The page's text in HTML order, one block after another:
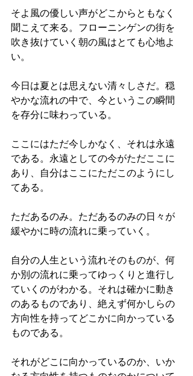
そよ風の優しい声がどこからともなく
聞こえて来る。フローニンゲンの街を
吹き抜けていく朝の風はとても心地よ
い。
今日は夏とは思えない清々しさだ。穏
やかな流れの中で、今というこの瞬間
を存分に味わっている。
ここにはただ今しかなく、それは永遠
である。永遠としての今がただここに
あり、自分はここにただこのようにし
てある。
ただあるのみ。ただあるのみの日々が
緩やかに時の流れに乗っていく。
自分の人生という流れそのものが、何
か別の流れに乗ってゆっくりと進行し
ていくのがわかる。それは確かに動き
のあるものであり、絶えず何かしらの
方向性を持ってどこかに向かっている
ものである。
それがどこに向かっているのか、いか